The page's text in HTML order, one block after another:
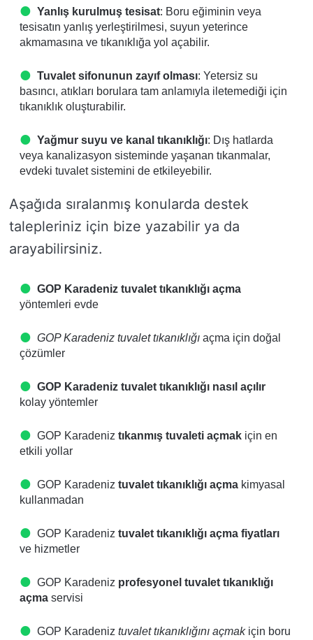
Yanlış kurulmuş tesisat: Boru eğiminin veya
tesisatın yanlış yerleştirilmesi, suyun yeterince
akmamasına ve tıkanıklığa yol açabilir.
Tuvalet sifonunun zayıf olması: Yetersiz su
basıncı, atıkları borulara tam anlamıyla iletemediği için
tıkanıklık oluşturabilir.
Yağmur suyu ve kanal tıkanıklığı: Dış hatlarda
veya kanalizasyon sisteminde yaşanan tıkanmalar,
evdeki tuvalet sistemini de etkileyebilir.
Aşağıda sıralanmış konularda destek
talepleriniz için bize yazabilir ya da
arayabilirsiniz.
GOP Karadeniz tuvalet tıkanıklığı açma
yöntemleri evde
GOP Karadeniz tuvalet tıkanıklığı açma için doğal
çözümler
GOP Karadeniz tuvalet tıkanıklığı nasıl açılır
kolay yöntemler
GOP Karadeniz tıkanmış tuvaleti açmak için en
etkili yollar
GOP Karadeniz tuvalet tıkanıklığı açma kimyasal
kullanmadan
GOP Karadeniz tuvalet tıkanıklığı açma fiyatları
ve hizmetler
GOP Karadeniz profesyonel tuvalet tıkanıklığı
açma servisi
GOP Karadeniz tuvalet tıkanıklığını açmakiçin boru